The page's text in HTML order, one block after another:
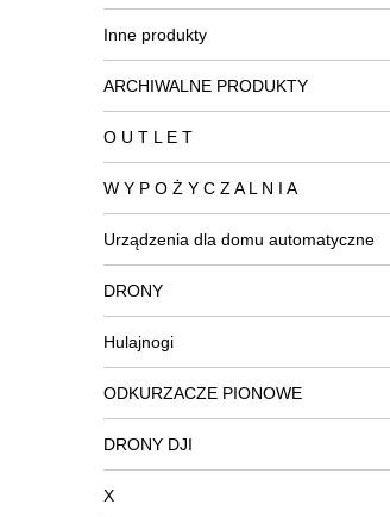
Inne produkty
ARCHIWALNE PRODUKTY
O U T L E T
W Y P O Ż Y C Z A L N I A
Urządzenia dla domu automatyczne
DRONY
Hulajnogi
ODKURZACZE PIONOWE
DRONY DJI
X